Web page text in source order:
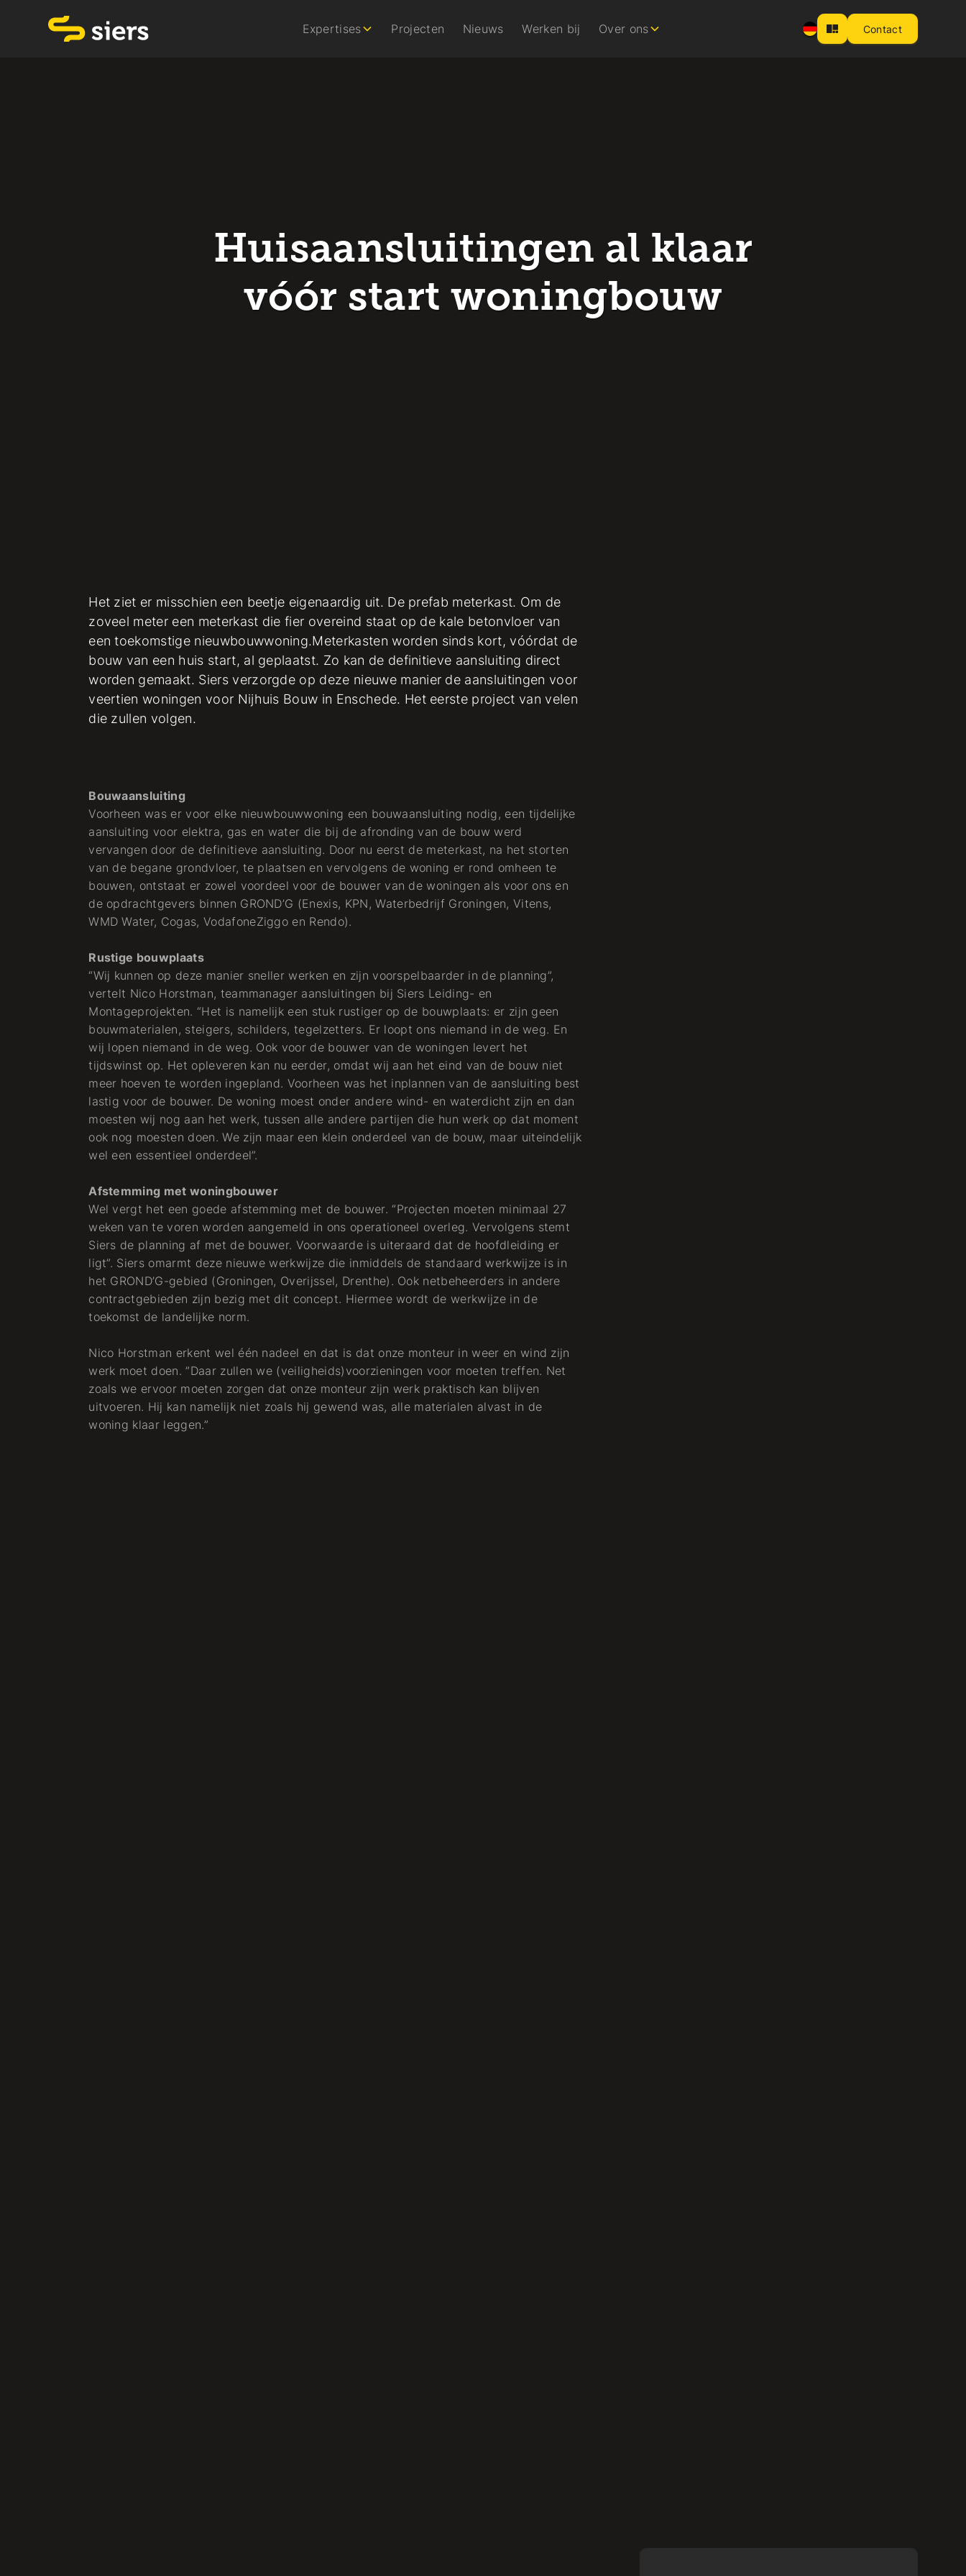
Expertises Projecten Nieuws Werken bij Over ons Contact
Huisaansluitingen al klaar
vóór start woningbouw
Het ziet er misschien een beetje eigenaardig uit. De prefab meterkast. Om de
zoveel meter een meterkast die fier overeind staat op de kale betonvloer van
een toekomstige nieuwbouwwoning.Meterkasten worden sinds kort, vóórdat de
bouw van een huis start, al geplaatst. Zo kan de definitieve aansluiting direct
worden gemaakt. Siers verzorgde op deze nieuwe manier de aansluitingen voor
veertien woningen voor Nijhuis Bouw in Enschede. Het eerste project van velen
die zullen volgen.
Bouwaansluiting
Voorheen was er voor elke nieuwbouwwoning een bouwaansluiting nodig, een tijdelijke
aansluiting voor elektra, gas en water die bij de afronding van de bouw werd
vervangen door de definitieve aansluiting. Door nu eerst de meterkast, na het storten
van de begane grondvloer, te plaatsen en vervolgens de woning er rond omheen te
bouwen, ontstaat er zowel voordeel voor de bouwer van de woningen als voor ons en
de opdrachtgevers binnen GROND’G (Enexis, KPN, Waterbedrijf Groningen, Vitens,
WMD Water, Cogas, VodafoneZiggo en Rendo).
Rustige bouwplaats
“Wij kunnen op deze manier sneller werken en zijn voorspelbaarder in de planning”,
vertelt Nico Horstman, teammanager aansluitingen bij Siers Leiding- en
Montageprojekten. “Het is namelijk een stuk rustiger op de bouwplaats: er zijn geen
bouwmaterialen, steigers, schilders, tegelzetters. Er loopt ons niemand in de weg. En
wij lopen niemand in de weg. Ook voor de bouwer van de woningen levert het
tijdswinst op. Het opleveren kan nu eerder, omdat wij aan het eind van de bouw niet
meer hoeven te worden ingepland. Voorheen was het inplannen van de aansluiting best
lastig voor de bouwer. De woning moest onder andere wind- en waterdicht zijn en dan
moesten wij nog aan het werk, tussen alle andere partijen die hun werk op dat moment
ook nog moesten doen. We zijn maar een klein onderdeel van de bouw, maar uiteindelijk
wel een essentieel onderdeel”.
Afstemming met woningbouwer
Wel vergt het een goede afstemming met de bouwer. “Projecten moeten minimaal 27
weken van te voren worden aangemeld in ons operationeel overleg. Vervolgens stemt
Siers de planning af met de bouwer. Voorwaarde is uiteraard dat de hoofdleiding er
ligt”. Siers omarmt deze nieuwe werkwijze die inmiddels de standaard werkwijze is in
het GROND’G-gebied (Groningen, Overijssel, Drenthe). Ook netbeheerders in andere
contractgebieden zijn bezig met dit concept. Hiermee wordt de werkwijze in de
toekomst de landelijke norm.
Nico Horstman erkent wel één nadeel en dat is dat onze monteur in weer en wind zijn
werk moet doen. ”Daar zullen we (veiligheids)voorzieningen voor moeten treffen. Net
zoals we ervoor moeten zorgen dat onze monteur zijn werk praktisch kan blijven
uitvoeren. Hij kan namelijk niet zoals hij gewend was, alle materialen alvast in de
woning klaar leggen.”